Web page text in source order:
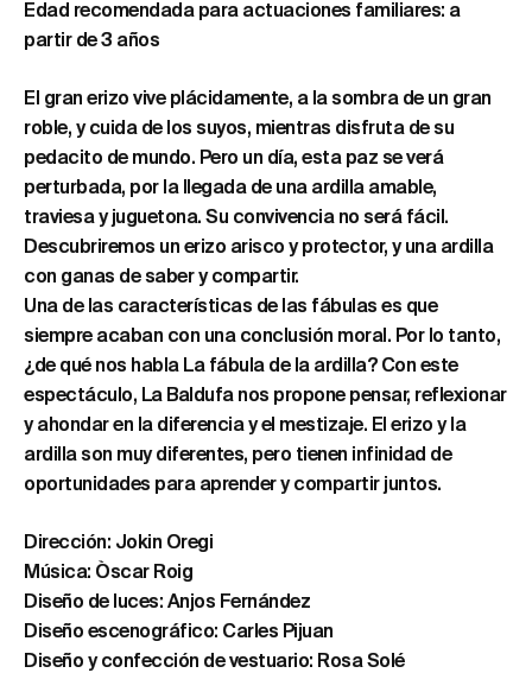
Edad recomendada para actuaciones familiares: a
partir de 3 años
El gran erizo vive plácidamente, a la sombra de un gran
roble, y cuida de los suyos, mientras disfruta de su
pedacito de mundo. Pero un día, esta paz se verá
perturbada, por la llegada de una ardilla amable,
traviesa y juguetona. Su convivencia no será fácil.
Descubriremos un erizo arisco y protector, y una ardilla
con ganas de saber y compartir.
Una de las características de las fábulas es que
siempre acaban con una conclusión moral. Por lo tanto,
¿de qué nos habla La fábula de la ardilla? Con este
espectáculo, La Baldufa nos propone pensar, reflexionar
y ahondar en la diferencia y el mestizaje. El erizo y la
ardilla son muy diferentes, pero tienen infinidad de
oportunidades para aprender y compartir juntos.
Dirección: Jokin Oregi
Música: Òscar Roig
Diseño de luces: Anjos Fernández
Diseño escenográfico: Carles Pijuan
Diseño y confección de vestuario: Rosa Solé